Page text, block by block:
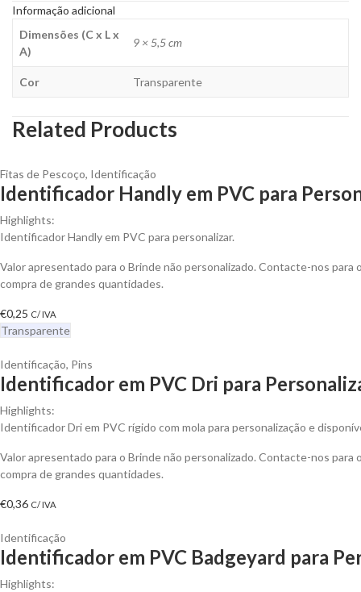
Informação adicional
Dimensões (C x L x
A)
9 × 5,5 cm
Cor Transparente
Related Products
Fitas de Pescoço, Identificação
Identificador Handly em PVC para
Highlights:
Identificador Handly em PVC para personalizar.
Valor apresentado para o Brinde não personalizado. Contacte-nos para
compra de grandes quantidades.
€0,25 C/ IVA
Transparente
Identificação, Pins
Identificador em PVC Dri para
Highlights:
Identificador Dri em PVC rígido com mola para personalização e
Valor apresentado para o Brinde não personalizado. Contacte-nos para
compra de grandes quantidades.
€0,36 C/ IVA
Identificação
Identificador em PVC Badgeyard para
Highlights: